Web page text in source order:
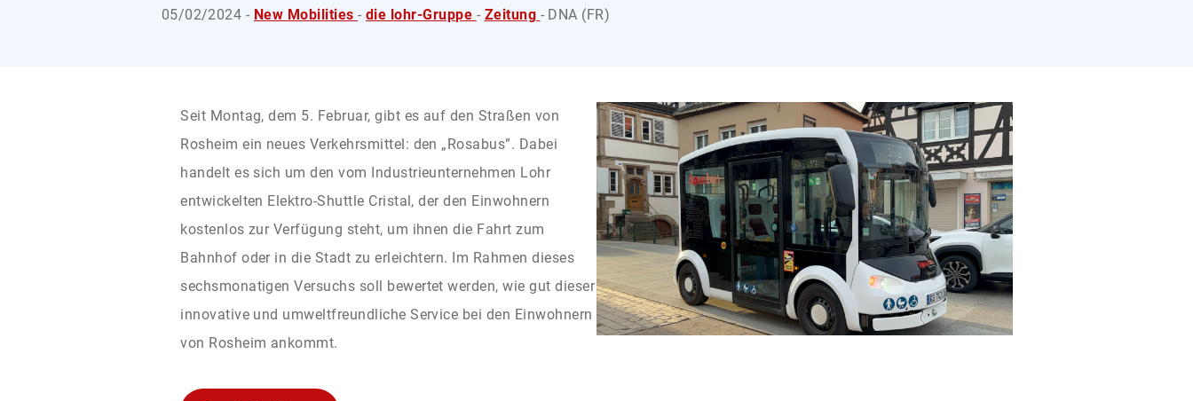
05/02/2024 - New Mobilities-die lohr-Gruppe - Zeitung - DNA (FR)
Seit Montag, dem 5. Februar, gibt es auf den Straßen von
Rosheim ein neues Verkehrsmittel: den „Rosabus”. Dabei
handelt es sich um den vom Industrieunternehmen Lohr
entwickelten Elektro-Shuttle Cristal, der den Einwohnern
kostenlos zur Verfügung steht, um ihnen die Fahrt zum
Bahnhof oder in die Stadt zu erleichtern. Im Rahmen dieses
sechsmonatigen Versuchs soll bewertet werden, wie gut dieser
innovative und umweltfreundliche Service bei den Einwohnern
von Rosheim ankommt.